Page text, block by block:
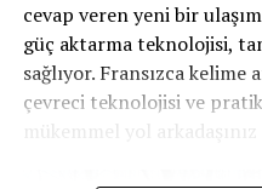
cevap veren yeni bir
güç aktarma teknolojisi,
sağlıyor. Fransızca kelime
çevreci teknolojisi ve
mükemmel yol arkadaşınız